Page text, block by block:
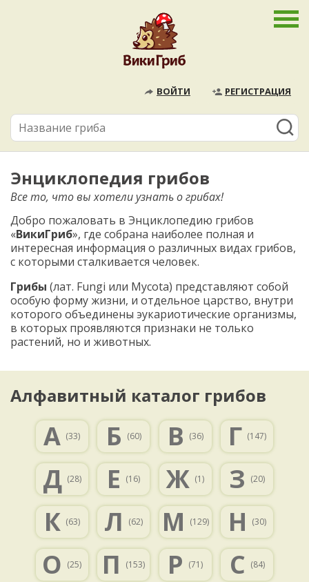
ВОЙТИ РЕГИСТРАЦИЯ
Энциклопедия грибов
Все то, что вы хотели узнать о грибах!
Добро пожаловать в Энциклопедию грибов
«ВикиГриб», где собрана наиболее полная и
интересная информация о различных видах грибов,
с которыми сталкивается человек.
Грибы (лат. Fungi или Mycota) представляют собой
особую форму жизни, и отдельное царство, внутри
которого объединены эукариотические организмы,
в которых проявляются признаки не только
растений, но и животных.
Алфавитный каталог грибов
А (33) Б (60) В (36) Г (147)
Д (28) Е (16) Ж (1) З (20)
К (63) Л (62) М (129) Н (30)
О (25) П (153) Р (71) С (84)